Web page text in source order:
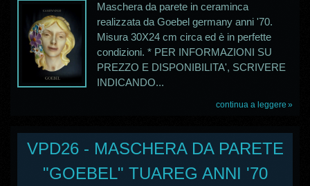
Maschera da parete in ceraminca
realizzata da Goebel germany anni '70.
Misura 30X24 cm circa ed è in perfette
condizioni. * PER INFORMAZIONI SU
PREZZO E DISPONIBILITA', SCRIVERE
INDICANDO...
continua a leggere
VPD26 - MASCHERA DA PARETE
"GOEBEL" TUAREG ANNI '70